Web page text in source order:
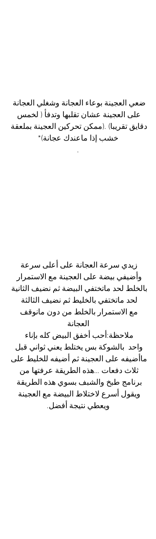
ضعي العجينة بوعاء العجانة وشغلي العجانة
على العجينة عشان تقلبها وتدفأ ( لخمس
دقايق تقريبا) .(ممكن تحركين العجينة بملعقة
خشب إذا ماعندك عجانة)*
.
زيدي سرعة العجانة على أعلى سرعة
وأضيفي بيضة على العجينة مع الاستمرار
بالخلط لحد ماتختفي البيضة ثم نضيف الثانية
لحد ماتختفي بالخليط ثم نضيف الثالثة
مع الاستمرار بالخلط من دون مانوقف
العجانة
ملاحظة:أحب أخفق البيض كله بإناء
واحد  بالشوكة بس يختلط يعني ثواني قبل
ماأضيفه على العجينة ثم أضيفه للخليط على
ثلاث دفعات …هذه الطريقة عرفتها من
برنامج طبخ والشبف بسوي هذه الطريقة
ويقول أسرع لاختلاط البيضة مع العجينة
ويعطي نتيجة أفضل.